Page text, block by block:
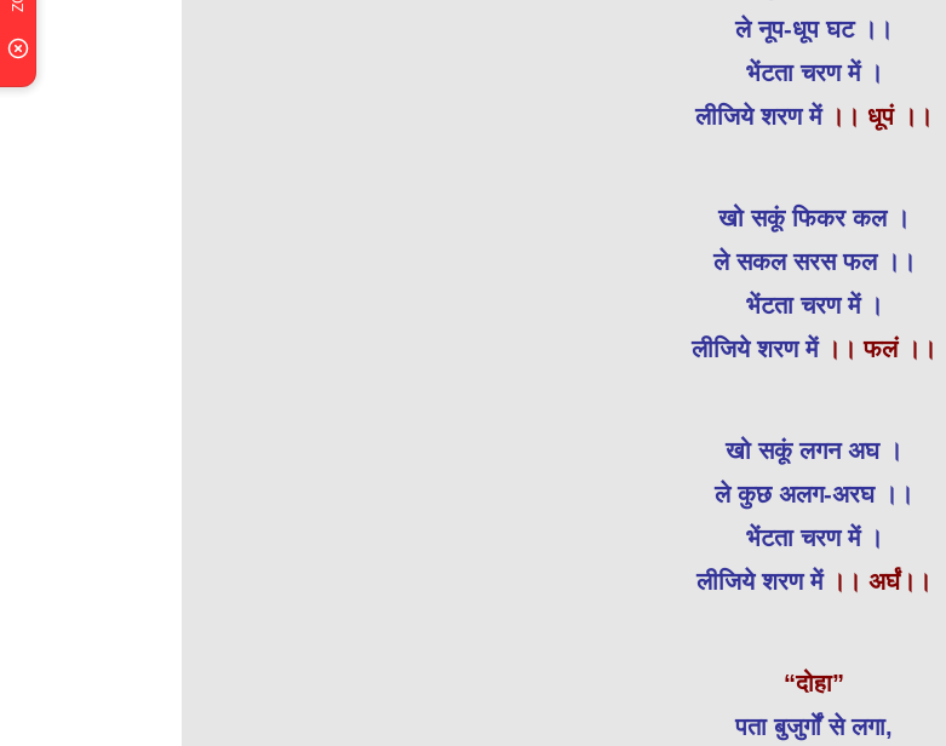
ले नूप-धूप घट ।।
भेंटता चरण में ।
लीजिये शरण में ।। धूपं ।।
खो सकूं फिकर कल ।
ले सकल सरस फल ।।
भेंटता चरण में ।
लीजिये शरण में ।। फलं ।।
खो सकूं लगन अघ ।
ले कुछ अलग-अरघ ।।
भेंटता चरण में ।
लीजिये शरण में ।। अर्घं।।
“दोहा”
पता बुजुर्गों से लगा,